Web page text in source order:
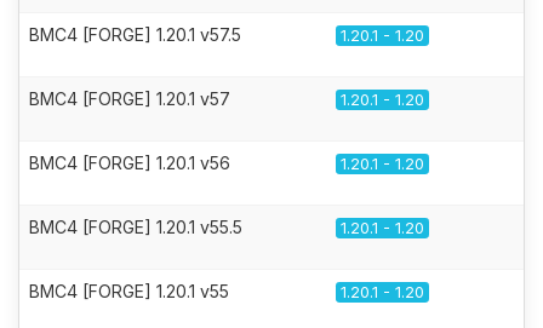
BMC4 [FORGE] 1.20.1 v57.5 1.20.1 - 1.20
BMC4 [FORGE] 1.20.1 v57 1.20.1 - 1.20
BMC4 [FORGE] 1.20.1 v56 1.20.1 - 1.20
BMC4 [FORGE] 1.20.1 v55.5 1.20.1 - 1.20
BMC4 [FORGE] 1.20.1 v55 1.20.1 - 1.20